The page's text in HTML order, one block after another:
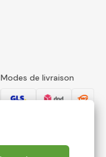
Modes de livraison